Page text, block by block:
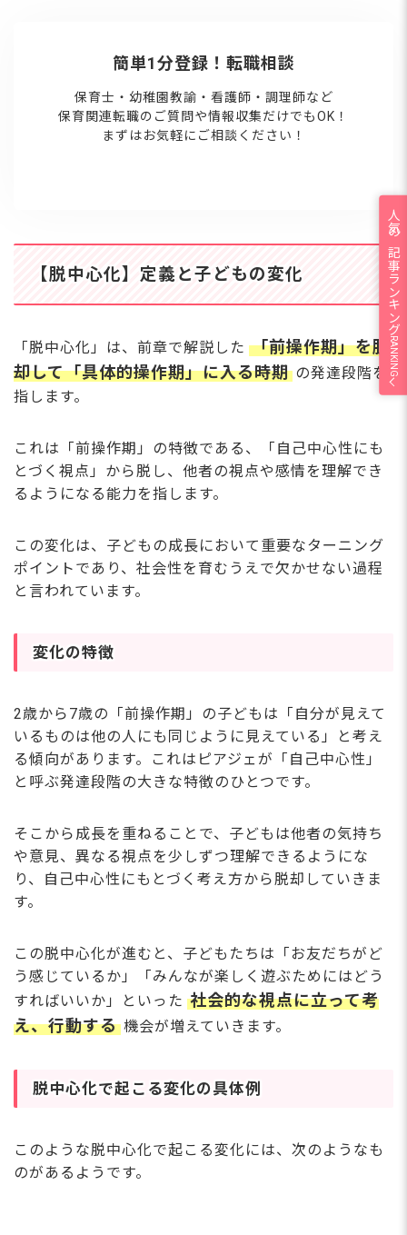
簡単1分登録！転職相談
保育士・幼稚園教諭・看護師・調理師など
保育関連転職のご質問や情報収集だけでもOK！
まずはお気軽にご相談ください！
【脱中心化】定義と子どもの変化
「脱中心化」は、前章で解説した 「前操作期」を脱
却して「具体的操作期」に入る時期 の発達段階を
指します。
これは「前操作期」の特徴である、「自己中心性にも
とづく視点」から脱し、他者の視点や感情を理解でき
るようになる能力を指します。
この変化は、子どもの成長において重要なターニング
ポイントであり、社会性を育むうえで欠かせない過程
と言われています。
変化の特徴
2歳から7歳の「前操作期」の子どもは「自分が見えて
いるものは他の人にも同じように見えている」と考え
る傾向があります。これはピアジェが「自己中心性」
と呼ぶ発達段階の大きな特徴のひとつです。
そこから成長を重ねることで、子どもは他者の気持ち
や意見、異なる視点を少しずつ理解できるようにな
り、自己中心性にもとづく考え方から脱却していきま
す。
この脱中心化が進むと、子どもたちは「お友だちがど
う感じているか」「みんなが楽しく遊ぶためにはどう
すればいいか」といった 社会的な視点に立って考
え、行動する 機会が増えていきます。
脱中心化で起こる変化の具体例
このような脱中心化で起こる変化には、次のようなも
のがあるようです。
人気の記事ランキング
RANKING